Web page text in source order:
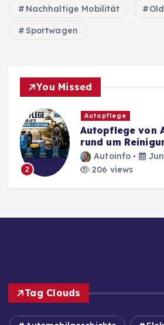
Nachhaltige Mobilität
Sportwagen
You Missed
2
Autopflege
Autopflege von
rund um
Autoinfo
206 views
Tag Clouds